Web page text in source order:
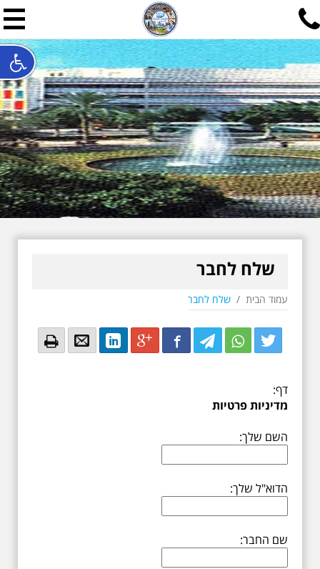
תל אביב שלי
תיור ישראלי בעריכת אילן
האתר המרכזי להיסטוריה של תל אביב ותולדות ארץ ישראל -
חייגו עכשיו:052-7747748
שלחו פנייה:ilan@mytelaviv.co.il
English עברית צור קשר
שלח לחבר
עמוד הבית / שלח לחבר
Twitter
Twitter
Twitter
Facebook
Google+
LinkedIn
Email
Email
דף:
מדיניות פרטיות
השם שלך:
הדוא"ל שלך:
שם החבר: